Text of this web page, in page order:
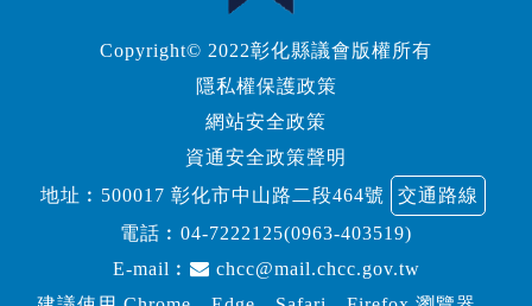
Copyright© 2022彰化縣議會版權所有
隱私權保護政策
網站安全政策
資通安全政策聲明
地址︰500017 彰化市中山路二段464號
交通路線
電話︰ 04-7222125(0963-403519)
E-mail︰
chcc@mail.chcc.gov.tw